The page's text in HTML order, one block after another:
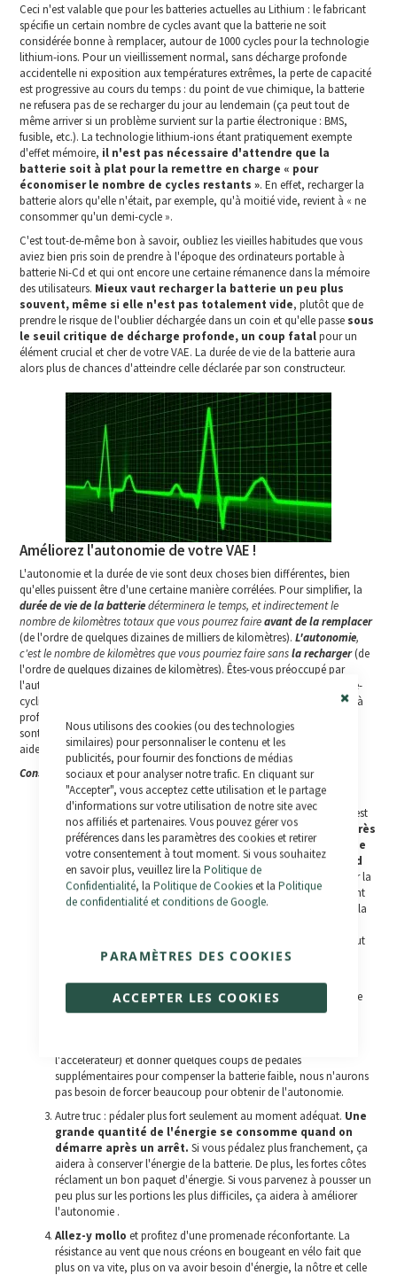
Nous utilisons des cookies (ou des technologies
similaires) pour personnaliser le contenu et les
publicités, pour fournir des fonctions de médias
sociaux et pour analyser notre trafic. En cliquant sur
"Accepter", vous acceptez cette utilisation et le partage
d'informations sur votre utilisation de notre site avec
nos affiliés et partenaires. Vous pouvez gérer vos
préférences dans les paramètres des cookies et retirer
votre consentement à tout moment. Si vous souhaitez
en savoir plus, veuillez lire la Politique de
Confidentialité, la Politique de Cookies et la Politique
de confidentialité et conditions de Google.
ACCEPTER LES COOKIES
PARAMÈTRES DES COOKIES
Ceci n'est valable que pour les batteries actuelles au Lithium : le fabricant
spécifie un certain nombre de cycles avant que la batterie ne soit
considérée bonne à remplacer, autour de 1000 cycles pour la technologie
lithium-ions. Pour un vieillissement normal, sans décharge profonde
accidentelle ni exposition aux températures extrêmes, la perte de capacité
est progressive au cours du temps : du point de vue chimique, la batterie
ne refusera pas de se recharger du jour au lendemain (ça peut tout de
même arriver si un problème survient sur la partie électronique : BMS,
fusible, etc.). La technologie lithium-ions étant pratiquement exempte
d'effet mémoire, il n'est pas nécessaire d'attendre que la
batterie soit à plat pour la remettre en charge « pour
économiser le nombre de cycles restants ». En effet, recharger la
batterie alors qu'elle n'était, par exemple, qu'à moitié vide, revient à « ne
consommer qu'un demi-cycle ».
C'est tout-de-même bon à savoir, oubliez les vieilles habitudes que vous
aviez bien pris soin de prendre à l'époque des ordinateurs portable à
batterie Ni-Cd et qui ont encore une certaine rémanence dans la mémoire
des utilisateurs. Mieux vaut recharger la batterie un peu plus
souvent, même si elle n'est pas totalement vide, plutôt que de
prendre le risque de l'oublier déchargée dans un coin et qu'elle passe sous
le seuil critique de décharge profonde, un coup fatalpour un
élément crucial et cher de votre VAE. La durée de vie de la batterie aura
alors plus de chances d'atteindre celle déclarée par son constructeur.
Améliorez l'autonomie de votre VAE !
L'autonomie et la durée de vie sont deux choses bien différentes, bien
qu'elles puissent être d'une certaine manière corrélées. Pour simplifier, la
durée de vie de la batteriedéterminera le temps, et indirectement le
nombre de kilomètres totaux que vous pourrez faireavant de la remplacer
(de l'ordre de quelques dizaines de milliers de kilomètres).L'autonomie,
c'est le nombre de kilomètres que vous pourriez faire sansla recharger(de
l'ordre de quelques dizaines de kilomètres). Êtes-vous préoccupé par
l'autonomie de votre vélo électrique ? C'est un souci fréquent chez les e-
cyclistes et c'est l'occasion d'offrir quelques conseils qui vous aideront à
profiter du maximum de votre tour en vélo électrique. Certains conseils
sont évidents et d'autres pas tant que ça, mais il est sûr qu'ils vous
aideront à rajouter quelques kilomètres à votre VAE.
Conseils pour gagner de l'autonomie en véhicule électrique
OK, commençons par le plus évident. Vérifiez que la batterie est
totalement chargée. La raison pour laquelle je mentionne cela est
qu'il est parfoisfacile d'oublier de charger la batterie après
une dure journée de boulot. Créez une routine pour que
vous connectiez votre batterie immédiatement quand
vous arrivezà la maison avec le temps suffisant pour pouvoir la
déconnecter quand elle aura atteint les 100 % de charge, sachant
qu'une batterie de 10Ah prend entre 3 et 4 heures pour atteindre la
programmateur qui coupe automatiquement le courant au bout
de quelques heures.
Appuyez sur la pédale !Ce conseil peut paraître encore plus
évident mais il faut le mentionner tout-de-même. Imaginons que
vous deviez faire quelques courses et que, soudain, vous vous
l'accélérateur) et donner quelques coups de pédales
supplémentaires pour compenser la batterie faible, nous n'aurons
pas besoin de forcer beaucoup pour obtenir de l'autonomie.
Autre truc : pédaler plus fort seulement au moment adéquat. Une
grande quantité de l'énergie se consomme quand on
démarre après un arrêt. Si vous pédalez plus franchement, ça
aidera à conserver l'énergie de la batterie. De plus, les fortes côtes
réclament un bon paquet d'énergie. Si vous parvenez à pousser un
peu plus sur les portions les plus difficiles, ça aidera à améliorer
l'autonomie .
Allez-y mollo et profitez d'une promenade réconfortante. La
résistance au vent que nous créons en bougeant en vélo fait que
plus on va vite, plus on va avoir besoin d'énergie, la nôtre et celle